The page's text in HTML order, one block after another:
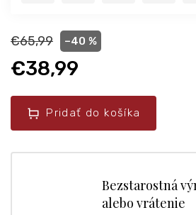
€65,99 –40 %
€38,99
Pridať do košíka
Bezstarostná
alebo vrátenie